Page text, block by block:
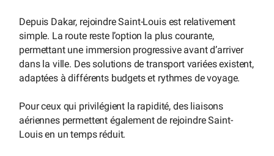
Depuis Dakar, rejoindre Saint-Louis est relativement
simple. La route reste l’option la plus courante,
permettant une immersion progressive avant d’arriver
dans la ville. Des solutions de transport variées existent,
adaptées à différents budgets et rythmes de voyage.
Pour ceux qui privilégient la rapidité, des liaisons
aériennes permettent également de rejoindre Saint-
Louis en un temps réduit.